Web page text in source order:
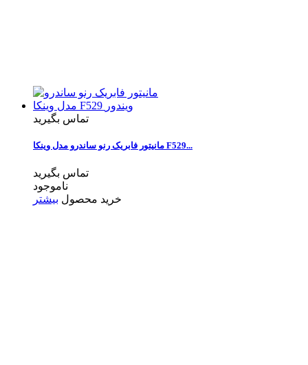
تماس بگیرید
مانیتور فابریک رنو ساندرو مدل وینکا F529...
تماس بگیرید
ناموجود
خرید محصول بیشتر